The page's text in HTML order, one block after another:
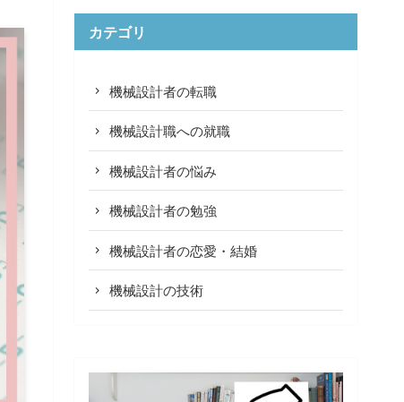
カテゴリ
機械設計者の転職
機械設計職への就職
機械設計者の悩み
機械設計者の勉強
機械設計者の恋愛・結婚
機械設計の技術